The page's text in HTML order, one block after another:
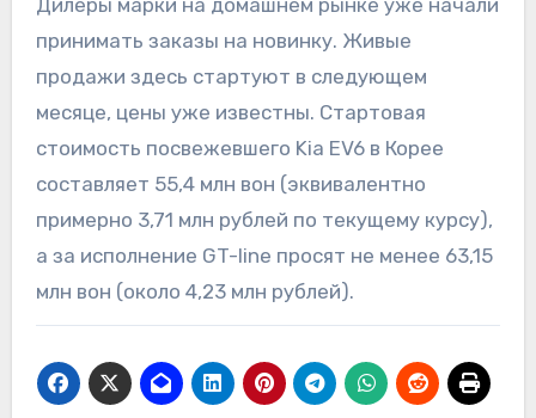
принимать заказы на новинку. Живые
продажи здесь стартуют в следующем
месяце, цены уже известны. Стартовая
стоимость посвежевшего Kia EV6 в Корее
составляет 55,4 млн вон (эквивалентно
примерно 3,71 млн рублей по текущему курсу),
а за исполнение GT-line просят не менее 63,15
млн вон (около 4,23 млн рублей).